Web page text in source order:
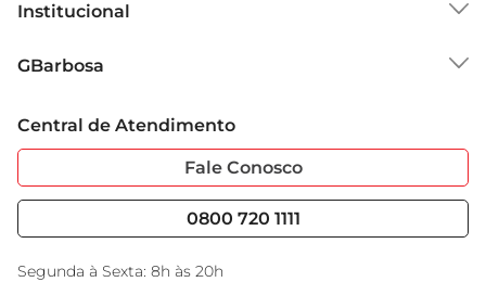
Institucional
Grupo Cencosud
Sobre Privacidade
Portal do Fornecedo
Nossas Lojas
GBarbosa
Garantia Estendida
Serviços
Black Friday
Encarte do Dia
Central de Atendimento
Fale Conosco
0800 720 1111
Segunda à Sexta: 8h às 20h